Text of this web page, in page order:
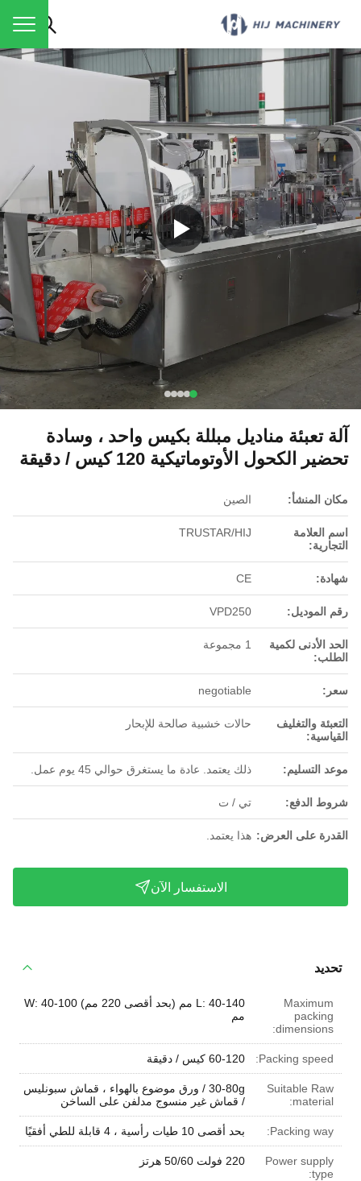
آلة تعبئة مناديل مبللة بكيس واحد ، وسادة
تحضير الكحول الأوتوماتيكية 120 كيس / دقيقة
مكان المنشأ: الصين
اسم العلامة
التجارية:
TRUSTAR/HIJ
شهادة: CE
رقم الموديل: VPD250
الحد الأدنى لكمية
الطلب:
1 مجموعة
سعر: negotiable
التعبئة والتغليف
القياسية:
حالات خشبية صالحة للإبحار
موعد التسليم: ذلك يعتمد. عادة ما يستغرق حوالي 45 يوم عمل.
شروط الدفع: تي / ت
القدرة على العرض: هذا يعتمد.
الاستفسار الآن
تحديد
Maximum
packing
dimensions:
L: 40-140 مم (بحد أقصى 220 مم) W: 40-100
مم
Packing speed: 60-120 كيس / دقيقة
Suitable Raw
material:
30-80g / ورق موضوع بالهواء ، قماش سبونليس
/ قماش غير منسوج مدلفن على الساخن
Packing way: بحد أقصى 10 طيات رأسية ، 4 قابلة للطي أفقيًا
Power supply
type:
220 فولت 50/60 هرتز